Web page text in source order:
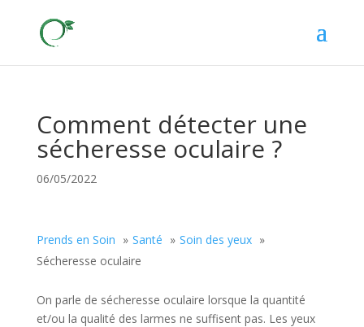
Comment détecter une
sécheresse oculaire ?
06/05/2022
Prends en Soin Santé
Soin des yeux
Sécheresse oculaire
On parle de sécheresse oculaire lorsque la quantité
et/ou la qualité des larmes ne suffisent pas. Les yeux